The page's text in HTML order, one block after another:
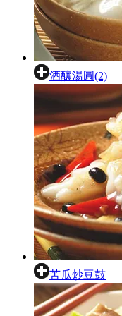
酒釀湯圓(2)
苦瓜炒豆鼓